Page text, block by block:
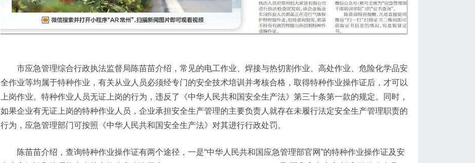
市应急管理综合行政执法监督局陈苗苗介绍，常见的电工作业、焊接与热切割作业、高处作业、危险化学品安
全作业等均属于特种作业，有关从业人员必须经专门的安全技术培训并考核合格，取得特种作业操作证后，才可以
上岗作业。特种作业人员无证上岗的行为，违反了《中华人民共和国安全生产法》第三十条第一款的规定。同时，
如果企业有无证上岗的特种作业人员，企业承担安全生产管理的主要负责人就存在未履行法定安全生产管理职责的
行为，应急管理部门可按照《中华人民共和国安全生产法》对其进行行政处罚。
陈苗苗介绍，查询特种作业操作证有两个途径，一是“中华人民共和国应急管理部官网”的特种作业操作证及安